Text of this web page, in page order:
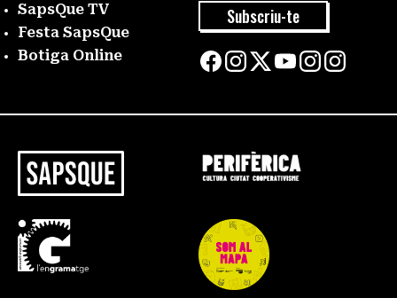
SapsQue TV
Festa SapsQue
Botiga Online
Subscriu-te